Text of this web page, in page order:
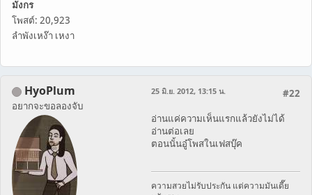
มังกร
โพสต์: 20,923
ลำพังเหง๊า เหงา
HyoPlum
อยากจะขอลองจับ
#22
25 มิ.ย. 2012, 13:15 น.
อ่านแค่ความเห็นแรกแล้วยังไม่ได้
อ่านต่อเลย
ตอนนั้นอู๋โพสในเฟสบุ๊ค
ความสวยไม่รับประกัน แต่ความมันเดี๊ย